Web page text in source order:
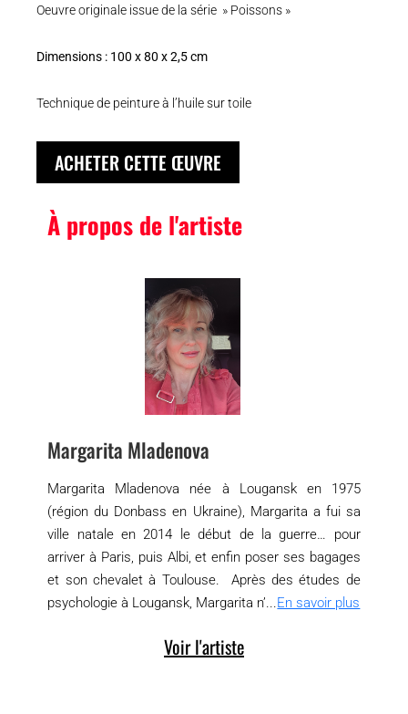
Oeuvre originale issue de la série » Poissons »
Dimensions : 100 x 80 x 2,5 cm
Technique de peinture à l’huile sur toile
ACHETER CETTE ŒUVRE
À propos de l'artiste
Margarita Mladenova
Margarita Mladenova née à Lougansk en 1975
(région du Donbass en Ukraine), Margarita a fui sa
ville natale en 2014 le début de la guerre… pour
arriver à Paris, puis Albi, et enfin poser ses bagages
et son chevalet à Toulouse. Après des études de
psychologie à Lougansk, Margarita n’...En savoir plus
Voir l'artiste